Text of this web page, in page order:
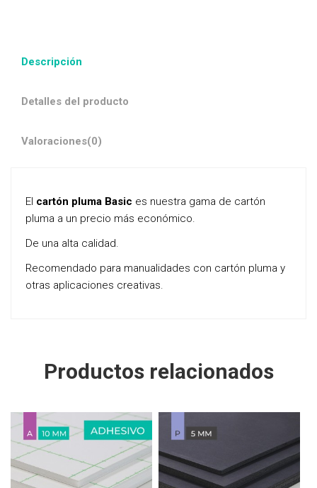
Descripción
Detalles del producto
Valoraciones(0)
El cartón pluma Basic es nuestra gama de cartón
pluma a un precio más económico.
De una alta calidad.
Recomendado para manualidades con cartón pluma y
otras aplicaciones creativas.
Productos relacionados